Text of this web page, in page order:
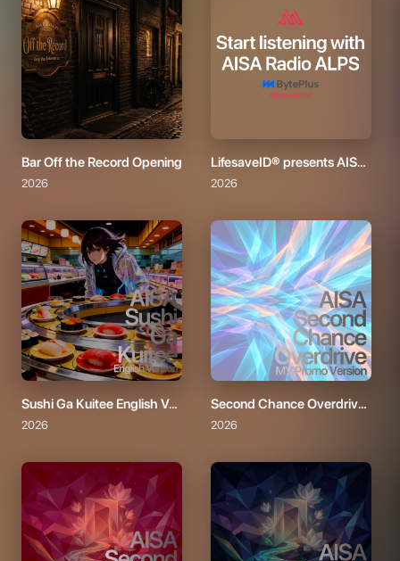
Bar Off the Record Opening
2026
LifesaveID® presents AISA Radio ALPS
2026
Sushi Ga Kuitee English Version
2026
Second Chance Overdrive - MV Promo Version
2026